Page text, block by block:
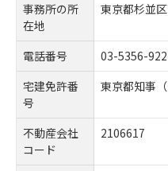
事務所の所
在地
東京都杉並
電話番号
03-5356-
宅建免許番
号
東京都知事
不動産会社
コード
2106617